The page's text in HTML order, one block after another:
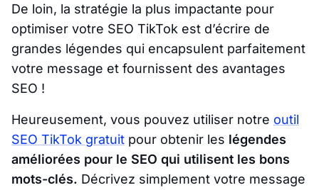
De loin, la stratégie la plus impactante pour
optimiser votre SEO TikTok est d’écrire de
grandes légendes qui encapsulent parfaitement
votre message et fournissent des avantages
SEO !
Heureusement, vous pouvez utiliser notre outil
SEO TikTok gratuit pour obtenir les légendes
améliorées pour le SEO qui utilisent les bons
mots-clés. Décrivez simplement votre message